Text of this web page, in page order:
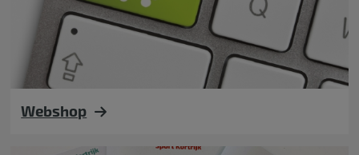
Webshop